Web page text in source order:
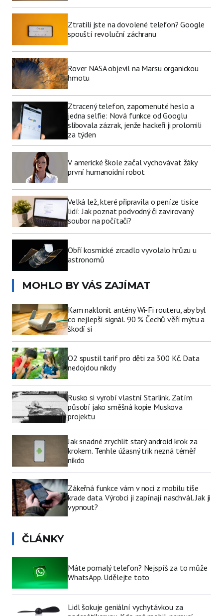
Ztratili jste na dovolené telefon? Google
spouští revoluční záchranu
Rover NASA objevil na Marsu organickou
hmotu
Ztracený telefon, zapomenuté heslo a
jedna selfie: Nová funkce od Googlu
slibovala zázrak, jenže hackeři ji prolomili
za týden
V americké škole začal vychovávat žáky
první humanoidní robot
Velká lež, které připravila o peníze tisíce
lidí: Jak poznat podvodný či zavirovaný
soubor na počítači?
Obří kosmické zrcadlo vyvolalo hrůzu u
astronomů
MOHLO BY VÁS ZAJÍMAT
Kam naklonit antény Wi-Fi routeru, aby byl
co nejlepší signál. 90 % Čechů věří mýtu a
škodí si
O2 spustil tarif pro děti za 300 Kč. Data
nedojdou nikdy
Rusko si vyrobí vlastní Starlink. Zatím
působí jako směšná kopie Muskova
projektu
Jak snadné zrychlit starý android krok za
krokem. Tenhle úžasný trik nezná téměř
nikdo
Zákeřná funkce vám v noci z mobilu tiše
krade data. Výrobci ji zapínají naschvál. Jak ji
vypnout?
ČLÁNKY
Máte pomalý telefon? Nejspíš za to může
WhatsApp. Udělejte toto
Lidl šokuje geniální vychytávkou za